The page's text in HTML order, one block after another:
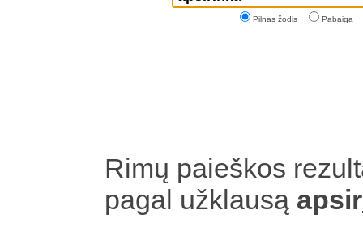
Pilnas žodis Pabaiga
Rimų paieškos
pagal užklausą apsir